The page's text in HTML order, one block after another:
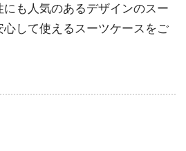
も人気のあるデザインのスー
して使えるスーツケースをご